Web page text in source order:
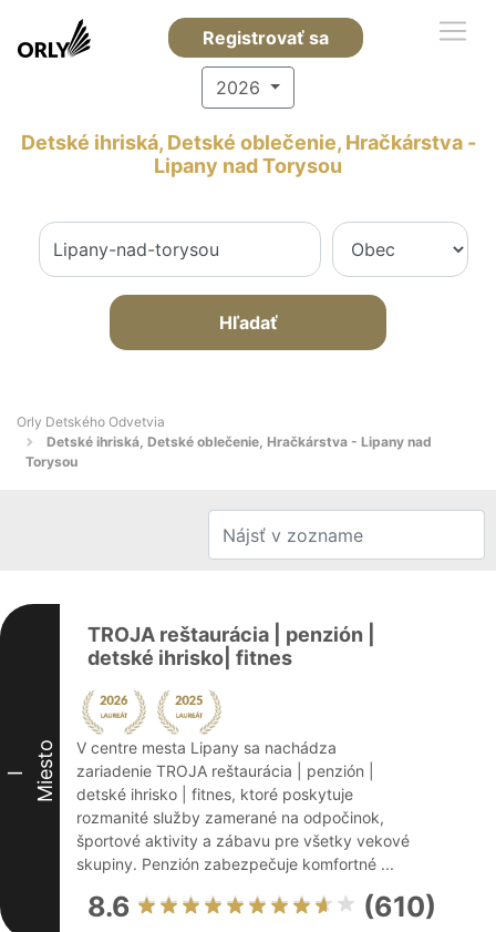
Registrovať sa
2026
Detské ihriská, Detské oblečenie, Hračkárstva -
Lipany nad Torysou
Hľadať
Orly Detského Odvetvia
Detské ihriská, Detské oblečenie, Hračkárstva - Lipany nad
Torysou
I Miesto
TROJA reštaurácia | penzión |
detské ihrisko| fitnes
V centre mesta Lipany sa nachádza
zariadenie TROJA reštaurácia | penzión |
detské ihrisko | fitnes, ktoré poskytuje
rozmanité služby zamerané na odpočinok,
športové aktivity a zábavu pre všetky vekové
skupiny. Penzión zabezpečuje komfortné ...
8.6 (610)